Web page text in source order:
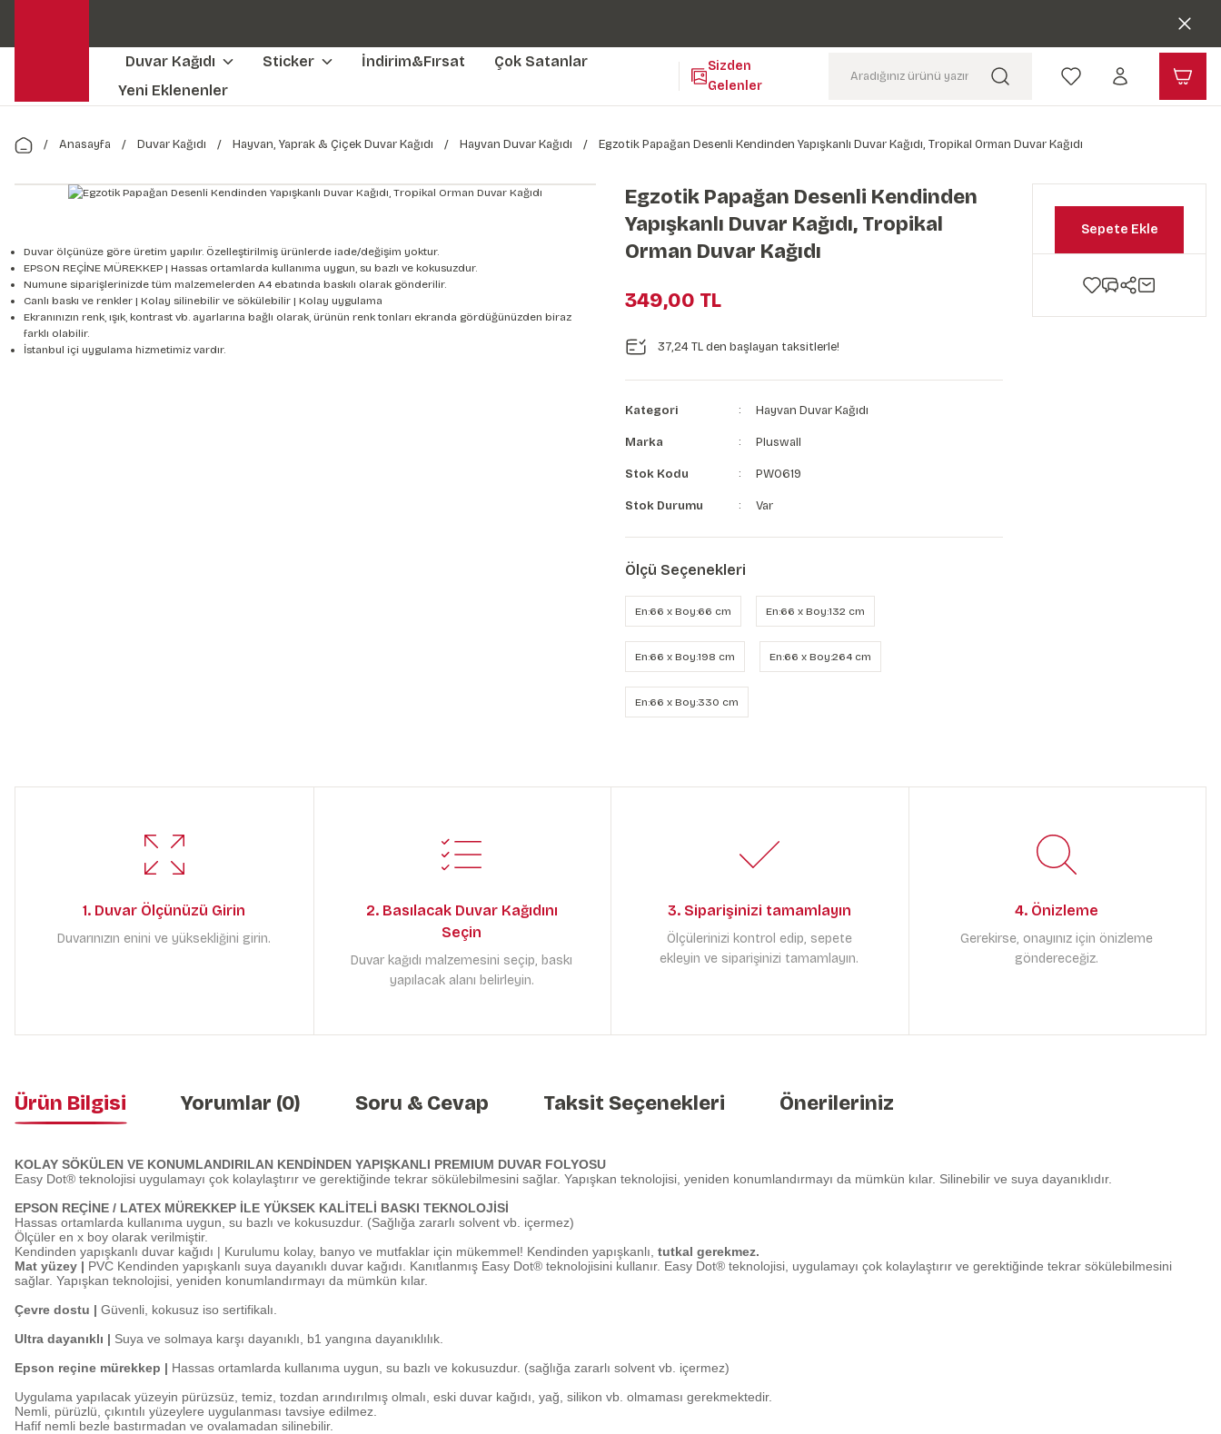
Kendinden Yapışkanlı Kolay Uygulanan Duvar Kağıtları😇
Duvar Kağıdı Sticker İndirim&Fırsat
Çok Satanlar
Yeni Eklenenler
Sizden
Gelenler
Anasayfa Duvar Kağıdı Hayvan, Yaprak & Çiçek Duvar Kağıdı Hayvan Duvar Kağıdı Egzotik Papağan Desenli Kendinden Yapışkanlı Duvar Kağıdı, Tropikal Orman Duvar Kağıdı
Duvar ölçünüze göre üretim yapılır. Özelleştirilmiş ürünlerde iade/değişim yoktur.
EPSON REÇİNE MÜREKKEP | Hassas ortamlarda kullanıma uygun, su bazlı ve kokusuzdur.
Numune siparişlerinizde tüm malzemelerden A4 ebatında baskılı olarak gönderilir.
Canlı baskı ve renkler | Kolay silinebilir ve sökülebilir | Kolay uygulama
Ekranınızın renk, ışık, kontrast vb. ayarlarına bağlı olarak, ürünün renk tonları ekranda gördüğünüzden biraz
farklı olabilir.
İstanbul içi uygulama hizmetimiz vardır.
Egzotik Papağan Desenli Kendinden
Yapışkanlı Duvar Kağıdı, Tropikal
Orman Duvar Kağıdı
349,00 TL
37,24 TL den başlayan taksitlerle!
Kategori Hayvan Duvar Kağıdı
Marka Pluswall
Stok Kodu PW0619
Stok Durumu Var
Ölçü Seçenekleri
En:66 x Boy:66 cm En:66 x Boy:132 cm
En:66 x Boy:198 cm En:66 x Boy:264 cm
En:66 x Boy:330 cm
Sepete Ekle
1. Duvar Ölçünüzü Girin
Duvarınızın enini ve yüksekliğini girin.
2. Basılacak Duvar Kağıdını
Seçin
Duvar kağıdı malzemesini seçip, baskı
yapılacak alanı belirleyin.
3. Siparişinizi tamamlayın
Ölçülerinizi kontrol edip, sepete
ekleyin ve siparişinizi tamamlayın.
4. Önizleme
Gerekirse, onayınız için önizleme
göndereceğiz.
Ürün Bilgisi Yorumlar (0) Soru & Cevap Taksit Seçenekleri Önerileriniz
KOLAY SÖKÜLEN VE KONUMLANDIRILAN KENDİNDEN YAPIŞKANLI PREMIUM DUVAR FOLYOSU
Easy Dot® teknolojisi uygulamayı çok kolaylaştırır ve gerektiğinde tekrar sökülebilmesini sağlar. Yapışkan teknolojisi, yeniden konumlandırmayı da mümkün kılar. Silinebilir ve suya dayanıklıdır.
EPSON REÇİNE / LATEX MÜREKKEP İLE YÜKSEK KALİTELİ BASKI TEKNOLOJİSİ
Hassas ortamlarda kullanıma uygun, su bazlı ve kokusuzdur. (Sağlığa zararlı solvent vb. içermez)
Ölçüler en x boy olarak verilmiştir.
Kendinden yapışkanlı duvar kağıdı | Kurulumu kolay, banyo ve mutfaklar için mükemmel! Kendinden yapışkanlı, tutkal gerekmez.
Mat yüzey | PVC Kendinden yapışkanlı suya dayanıklı duvar kağıdı. Kanıtlanmış Easy Dot® teknolojisini kullanır. Easy Dot® teknolojisi, uygulamayı çok kolaylaştırır ve gerektiğinde tekrar sökülebilmesini
sağlar. Yapışkan teknolojisi, yeniden konumlandırmayı da mümkün kılar.
Çevre dostu | Güvenli, kokusuz iso sertifikalı.
Ultra dayanıklı | Suya ve solmaya karşı dayanıklı, b1 yangına dayanıklılık.
Epson reçine mürekkep | Hassas ortamlarda kullanıma uygun, su bazlı ve kokusuzdur. (sağlığa zararlı solvent vb. içermez)
Uygulama yapılacak yüzeyin pürüzsüz, temiz, tozdan arındırılmış olmalı, eski duvar kağıdı, yağ, silikon vb. olmaması gerekmektedir.
Nemli, pürüzlü, çıkıntılı yüzeylere uygulanması tavsiye edilmez.
Hafif nemli bezle bastırmadan ve ovalamadan silinebilir.